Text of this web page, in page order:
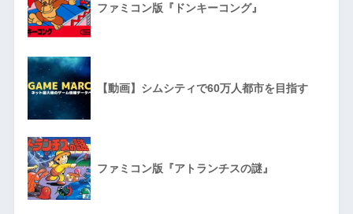
ファミコン版『ドンキーコング』
【動画】シムシティで60万人都市を目指す
ファミコン版『アトランチスの謎』